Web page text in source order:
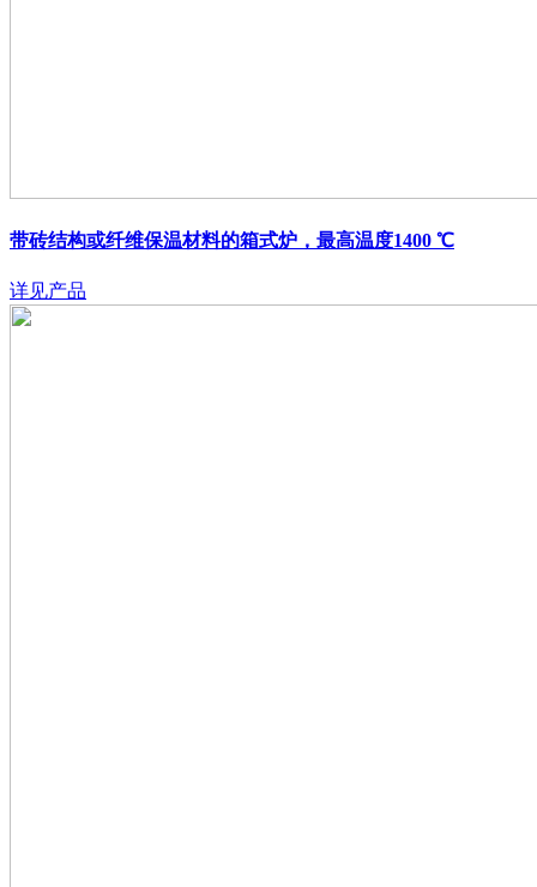
带砖结构或纤维保温材料的箱式炉，最高温度1400 ℃
详见产品